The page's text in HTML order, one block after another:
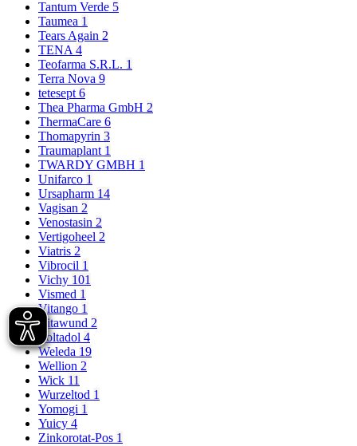
Tantum Verde 5
Taumea 1
Tears Again 2
TENA4
Teofarma S.R.L. 1
Terra Nova 9
tetesept6
Thea Pharma GmbH 2
ThermaCare 6
Thomapyrin 3
Traumaplant 1
TWARDY GMBH 1
Unifarco 1
Ursapharm 14
Vagisan 2
Venostasin 2
Vertigoheel 2
Viatris 2
Vibrocil 1
Vichy 101
Vismed 1
Vitango 1
Vitawund 2
Voltadol 4
Weleda 19
Wellion 2
Wick 11
Wurzeltod 1
Yomogi 1
Yuicy 4
Zinkorotat-Pos 1